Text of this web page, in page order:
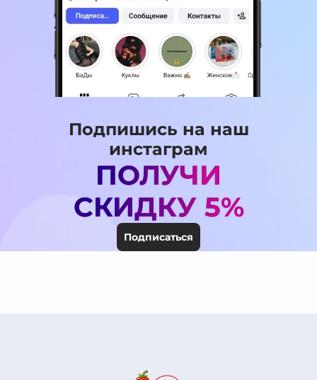
Подпишись на наш
инстаграм
ПОЛУЧИ
СКИДКУ 5%
Подписаться